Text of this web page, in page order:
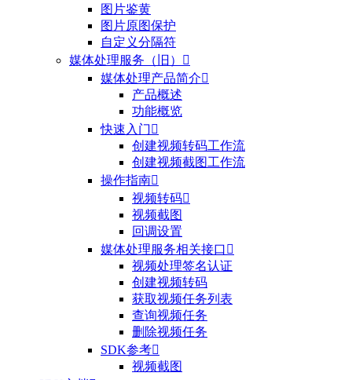
图片鉴黄
图片原图保护
自定义分隔符
媒体处理服务（旧）

媒体处理产品简介
产品概述
功能概览
快速入门 
创建视频转码工作流
创建视频截图工作流
操作指南
视频转码
视频截图
回调设置
媒体处理服务相关接口 
视频处理签名认证
创建视频转码
获取视频任务列表
查询视频任务
删除视频任务
SDK参考
视频截图